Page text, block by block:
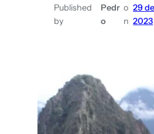
Published
by
Pedr
o
o
n
29
2023